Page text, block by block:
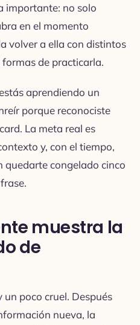
importante: no solo
en el momento
volver a ella con distintos
de practicarla.
aprendiendo un
porque reconociste
La meta real es
y, con el tiempo,
quedarte congelado cinco
muestra la
de
un poco cruel. Después
nueva, la